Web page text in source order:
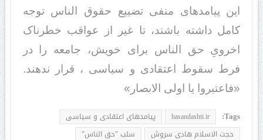
این پیامدهای منفی تضییع حقوق الناس توجه
کامل داشته باشند، تا غیر از عواقب خطرناک
اخرویِ حق الناس برای خویش، جامعه را در
فرط سقوط اعتقادی و سیاسی ، قرار ندهند.
«فاعتبروا یا اولی الابصار»
Tags:
hasandashti.ir
پیامدهای اعتقادی و سیاسی
حجت الاسلام هادی سروش
سلب "حق الناس"